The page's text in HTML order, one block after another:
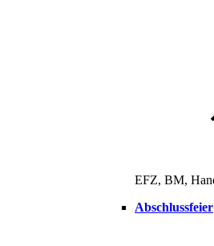
EFZ, BM,
Abschlussfeier